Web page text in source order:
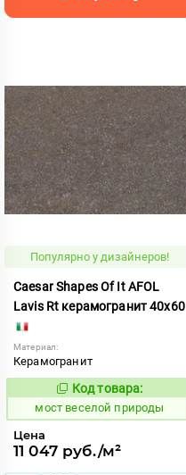
Популярно у дизайнеров!
Caesar Shapes Of It AFOL
Lavis Rt керамогранит 40x60
Материал:
Керамогранит
1016850
Код товара:
мост веселой природы
Цена
11 047 руб./м²